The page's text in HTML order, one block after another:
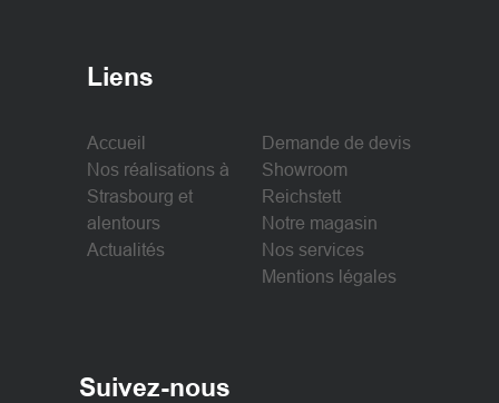
Liens
Accueil
Nos réalisations à
Strasbourg et
alentours
Actualités
Demande de devis
Showroom
Reichstett
Notre magasin
Nos services
Mentions légales
Suivez-nous